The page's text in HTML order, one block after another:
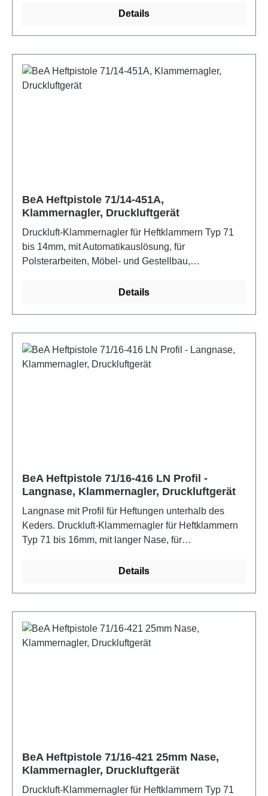
Floristik. Eigenschaften: Lange Nase, integrierteDetails
BeA Heftpistole 71/14-451A,
Klammernagler, Druckluftgerät
Druckluft-Klammernagler für Heftklammern Typ 71
bis 14mm, mit Automatikauslösung, für
Polsterarbeiten, Möbel- und Gestellbau,
Tischlerei, Dekoration und Floristik. Eigenschaften:
Magazinschnellöffnung, Unterladermagazin,
Wartungsfreundlichkeit
Details
BeA Heftpistole 71/16-416 LN Profil -
Langnase, Klammernagler, Druckluftgerät
Langnase mit Profil für Heftungen unterhalb des
Keders. Druckluft-Klammernagler für Heftklammern
Typ 71 bis 16mm, mit langer Nase, für
Industrieverpackungen, Messe- und Montagebau,
Magazinschnellöffnung, Unterladermagazin,
Wartungsfreundlichkeit.
Details
BeA Heftpistole 71/16-421 25mm Nase,
Klammernagler, Druckluftgerät
Druckluft-Klammernagler für Heftklammern Typ 71